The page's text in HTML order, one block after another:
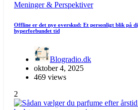
Meninger & Perspektiver
Offline er det nye overskud: Et personligt blik på
hyperforbundet tid
Blogradio.dk
oktober 4, 2025
469 views
2